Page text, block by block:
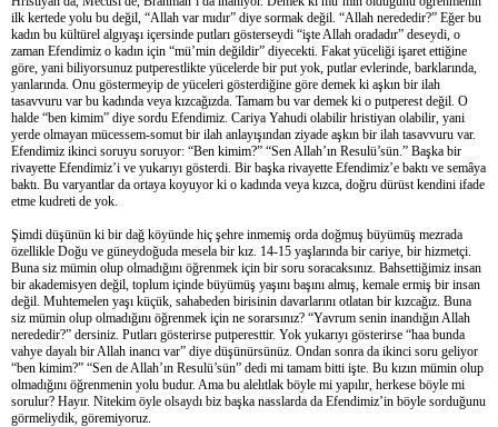
ilk kertede yolu bu değil, “Allah var mıdır” diye sormak değil. “Allah nerededir?” Eğer bu
kadın bu kültürel algıyaşı içersinde putları gösterseydi “işte Allah oradadır” deseydi, o
zaman Efendimiz o kadın için “mü’min değildir” diyecekti. Fakat yüceliği işaret ettiğine
göre, yani biliyorsunuz putperestlikte yücelerde bir put yok, putlar evlerinde, barklarında,
yanlarında. Onu göstermeyip de yüceleri gösterdiğine göre demek ki aşkın bir ilah
tasavvuru var bu kadında veya kızcağızda. Tamam bu var demek ki o putperest değil. O
halde “ben kimim” diye sordu Efendimiz. Cariya Yahudi olabilir hristiyan olabilir, yani
yerde olmayan mücessem-somut bir ilah anlayışından ziyade aşkın bir ilah tasavvuru var.
Efendimiz ikinci soruyu soruyor: “Ben kimim?” “Sen Allah’ın Resulü’sün.” Başka bir
rivayette Efendimiz’i ve yukarıyı gösterdi. Bir başka rivayette Efendimiz’e baktı ve semâya
baktı. Bu varyantlar da ortaya koyuyor ki o kadında veya kızca, doğru dürüst kendini ifade
etme kudreti de yok.
Şimdi düşünün ki bir dağ köyünde hiç şehre inmemiş orda doğmuş büyümüş mezrada
özellikle Doğu ve güneydoğuda mesela bir kız. 14-15 yaşlarında bir cariye, bir hizmetçi.
Buna siz mümin olup olmadığını öğrenmek için bir soru soracaksınız. Bahsettiğimiz insan
bir akademisyen değil, toplum içinde büyümüş yaşını başını almış, kemale ermiş bir insan
değil. Muhtemelen yaşı küçük, sahabeden birisinin davarlarını otlatan bir kızcağız. Buna
siz mümin olup olmadığını öğrenmek için ne sorarsınız? “Yavrum senin inandığın Allah
nerededir?” dersiniz. Putları gösterirse putperesttir. Yok yukarıyı gösterirse “haa bunda
vahye dayalı bir Allah inancı var” diye düşünürsünüz. Ondan sonra da ikinci soru geliyor
“ben kimim?” “Sen de Allah’ın Resulü’sün” dedi mi tamam bitti işte. Bu kızın mümin olup
olmadığını öğrenmenin yolu budur. Ama bu alelıtlak böyle mi yapılır, herkese böyle mi
sorulur? Hayır. Nitekim öyle olsaydı biz başka nasslarda da Efendimiz’in böyle sorduğunu
görmeliydik, göremiyoruz.